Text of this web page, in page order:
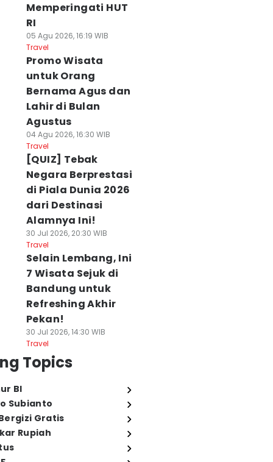
Memperingati HUT
RI
05 Agu 2026, 16:19 WIB
Travel
Promo Wisata
untuk Orang
Bernama Agus dan
Lahir di Bulan
Agustus
04 Agu 2026, 16:30 WIB
Travel
[QUIZ] Tebak
Negara Berprestasi
di Piala Dunia 2026
dari Destinasi
Alamnya Ini!
30 Jul 2026, 20:30 WIB
Travel
Selain Lembang, Ini
7 Wisata Sejuk di
Bandung untuk
Refreshing Akhir
Pekan!
30 Jul 2026, 14:30 WIB
Travel
Topics
BI
Subianto
Gratis
Rupiah